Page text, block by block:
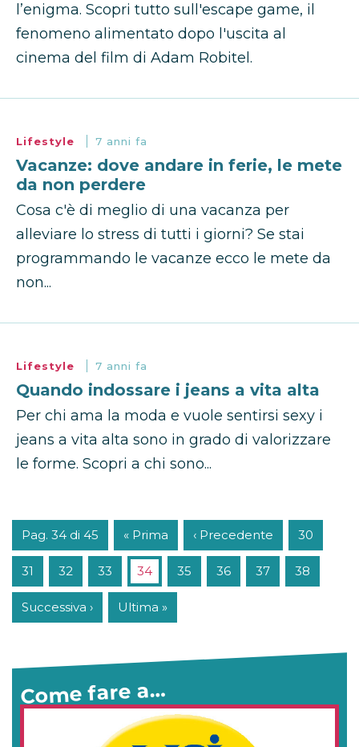
l’enigma. Scopri tutto sull'escape game, il
fenomeno alimentato dopo l'uscita al
cinema del film di Adam Robitel.
Lifestyle 7 anni fa
Vacanze: dove andare in ferie, le mete
da non perdere
Cosa c'è di meglio di una vacanza per
alleviare lo stress di tutti i giorni? Se stai
programmando le vacanze ecco le mete da
non...
Lifestyle 7 anni fa
Quando indossare i jeans a vita alta
Per chi ama la moda e vuole sentirsi sexy i
jeans a vita alta sono in grado di valorizzare
le forme. Scopri a chi sono...
Pag. 34 di 45 « Prima ‹ Precedente 30
31 32 33 34 35 36 37 38
Successiva › Ultima »
Come fare a…